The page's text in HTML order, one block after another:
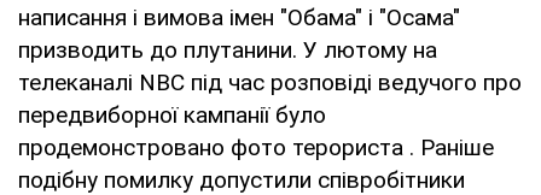
написання і вимова імен "Обама" і "Осама"
призводить до плутанини. У лютому на
телеканалі NBC під час розповіді ведучого про
передвиборної кампанії було
продемонстровано фото терориста . Раніше
подібну помилку допустили співробітники